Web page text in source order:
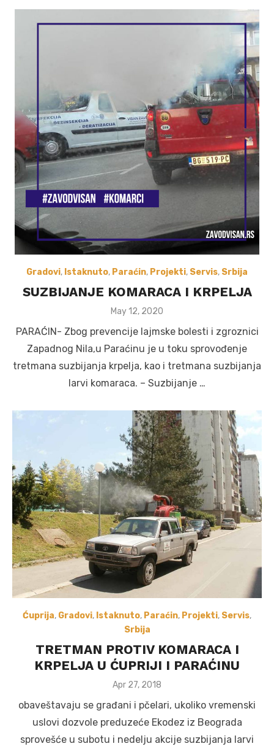
Gradovi, Istaknuto, Paraćin, Projekti, Servis, Srbija
SUZBIJANJE KOMARACA I KRPELJA
Posted
May 12, 2020
PARAĆIN- Zbog prevencije lajmske bolesti i zgroznici
Zapadnog Nila,u Paraćinu je u toku sprovođenje
tretmana suzbijanja krpelja, kao i tretmana suzbijanja
larvi komaraca. – Suzbijanje …
Ćuprija, Gradovi, Istaknuto, Paraćin, Projekti, Servis,
Srbija
TRETMAN PROTIV KOMARACA I
KRPELJA U ĆUPRIJI I PARAĆINU
Posted
Apr 27, 2018
obaveštavaju se građani i pčelari, ukoliko vremenski
uslovi dozvole preduzeće Ekodez iz Beograda
sprovešće u subotu i nedelju akcije suzbijanja larvi